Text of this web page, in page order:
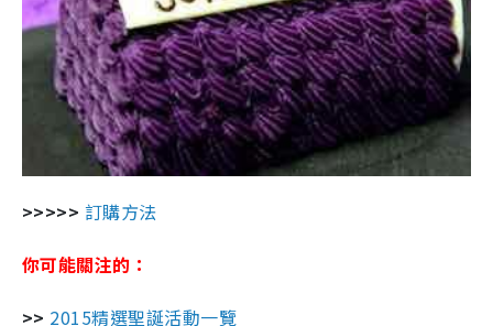
>>>>> 訂購方法
你可能關注的：
>> 2015精選聖誕活動一覽